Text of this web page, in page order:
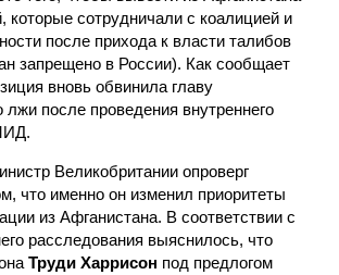
которые сотрудничали с коалицией и
после прихода к власти талибов
запрещено в России). Как сообщает
вновь обвинила главу
лжи после проведения внутреннего
Великобритании опроверг
что именно он изменил приоритеты
из Афганистана. В соответствии с
расследования выяснилось, что
Труди Харрисон под предлогом